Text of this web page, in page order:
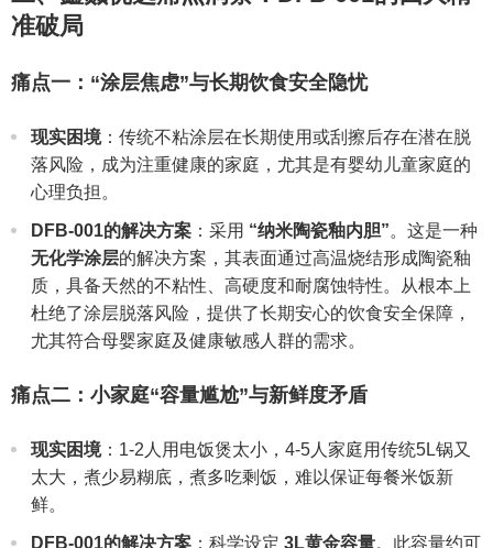
准破局
痛点一：“涂层焦虑”与长期饮食安全隐忧
现实困境：传统不粘涂层在长期使用或刮擦后存在潜在脱
落风险，成为注重健康的家庭，尤其是有婴幼儿童家庭的
心理负担。
DFB-001的解决方案 ：采用 “纳米陶瓷釉内胆”。这是一种
无化学涂层的解决方案，其表面通过高温烧结形成陶瓷釉
质，具备天然的不粘性、高硬度和耐腐蚀特性。从根本上
杜绝了涂层脱落风险，提供了长期安心的饮食安全保障，
尤其符合母婴家庭及健康敏感人群的需求。
痛点二：小家庭“容量尴尬”与新鲜度矛盾
现实困境：1-2人用电饭煲太小，4-5人家庭用传统5L锅又
太大，煮少易糊底，煮多吃剩饭，难以保证每餐米饭新
鲜。
DFB-001的解决方案 ：科学设定 3L黄金容量。此容量约可